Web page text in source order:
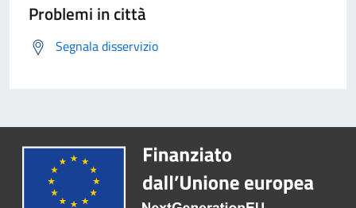
Problemi in città
Segnala disservizio